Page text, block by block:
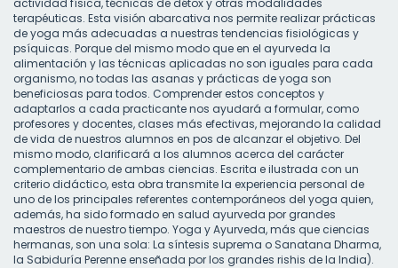
terapéuticas. Esta visión abarcativa nos permite realizar prácticas
de yoga más adecuadas a nuestras tendencias fisiológicas y
psíquicas. Porque del mismo modo que en el ayurveda la
alimentación y las técnicas aplicadas no son iguales para cada
organismo, no todas las asanas y prácticas de yoga son
beneficiosas para todos. Comprender estos conceptos y
adaptarlos a cada practicante nos ayudará a formular, como
profesores y docentes, clases más efectivas, mejorando la calidad
de vida de nuestros alumnos en pos de alcanzar el objetivo. Del
mismo modo, clarificará a los alumnos acerca del carácter
complementario de ambas ciencias. Escrita e ilustrada con un
criterio didáctico, esta obra transmite la experiencia personal de
uno de los principales referentes contemporáneos del yoga quien,
además, ha sido formado en salud ayurveda por grandes
maestros de nuestro tiempo. Yoga y Ayurveda, más que ciencias
hermanas, son una sola: La síntesis suprema o Sanatana Dharma,
la Sabiduría Perenne enseñada por los grandes rishis de la India).